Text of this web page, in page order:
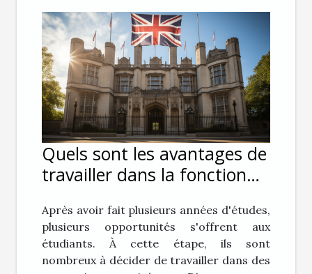
Quels sont les avantages de
travailler dans la fonction
Après avoir fait plusieurs années d'études,
plusieurs opportunités s'offrent aux
étudiants. À cette étape, ils sont
nombreux à décider de travailler dans des